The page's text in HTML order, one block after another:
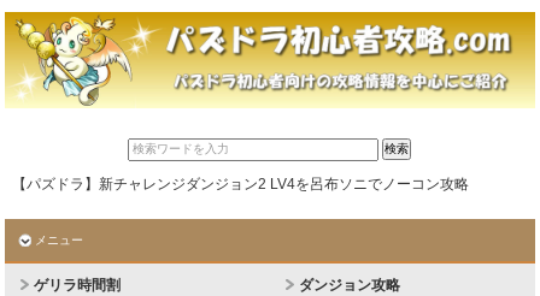
【パズドラ】新チャレンジダンジョン2 LV4を呂布ソニでノーコン攻略
メニュー
ゲリラ時間割 ダンジョン攻略